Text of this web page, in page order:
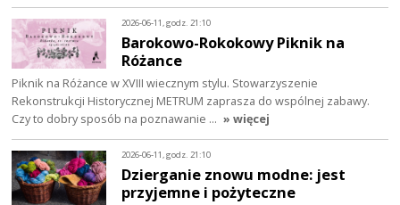
2026-06-11, godz. 21:10
Barokowo-Rokokowy Piknik na
Różance
Piknik na Różance w XVIII wiecznym stylu. Stowarzyszenie
Rekonstrukcji Historycznej METRUM zaprasza do wspólnej zabawy.
Czy to dobry sposób na poznawanie … » więcej
2026-06-11, godz. 21:10
Dzierganie znowu modne: jest
przyjemne i pożyteczne